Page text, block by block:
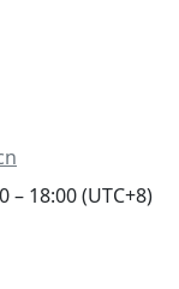
– 18:00 (UTC+8)